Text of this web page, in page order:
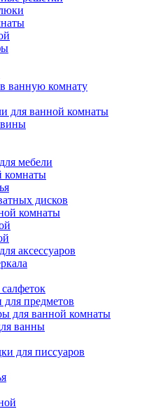
ванную комнату
для ванной комнаты
мебели
комнаты
дисков
комнаты
аксессуаров
для предметов
для ванной комнаты
ванны
для писсуаров